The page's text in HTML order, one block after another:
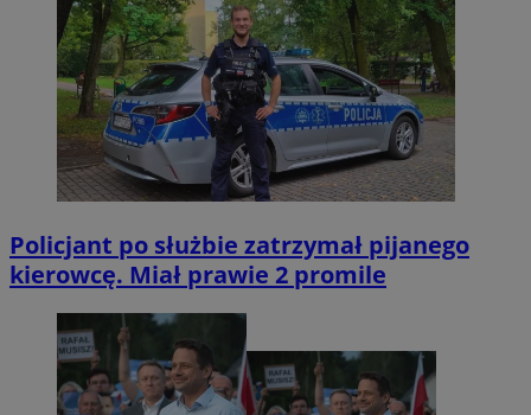
Policjant po służbie zatrzymał pijanego
kierowcę. Miał prawie 2 promile